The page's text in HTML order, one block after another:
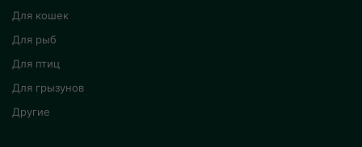
Для кошек
Для рыб
Для птиц
Для грызунов
Другие